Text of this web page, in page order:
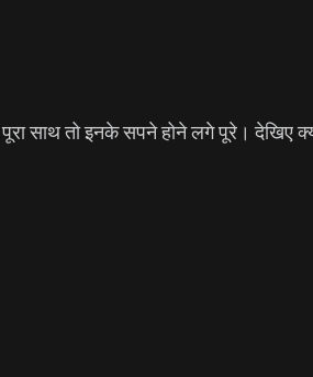
साथ तो इनके सपने होने लगे पूरे। देखिए